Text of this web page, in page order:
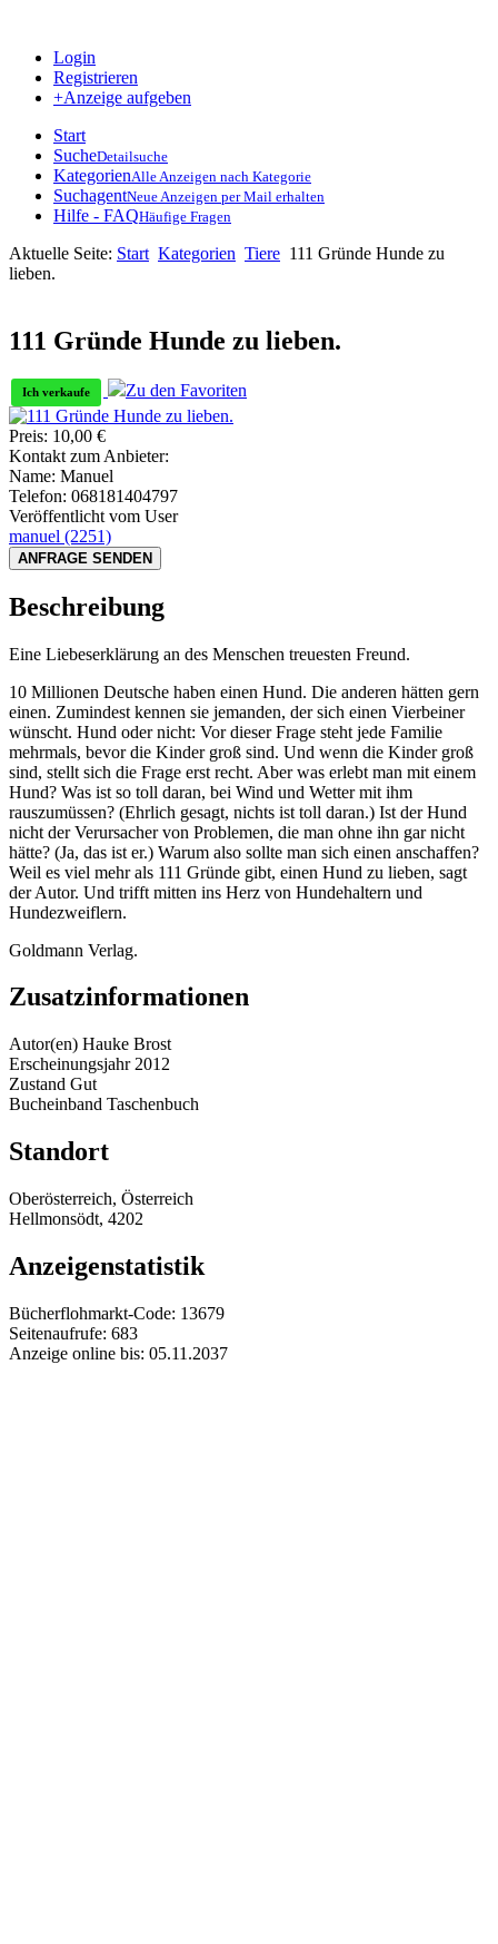
Login
Registrieren
+Anzeige aufgeben
Start
SucheDetailsuche
KategorienAlle Anzeigen nach Kategorie
SuchagentNeue Anzeigen per Mail erhalten
Hilfe - FAQHäufige Fragen
Aktuelle Seite: Start Kategorien Tiere 111 Gründe Hunde zu
lieben.
111 Gründe Hunde zu lieben.
Ich verkaufe Zu den Favoriten
Preis: 10,00 €
Kontakt zum Anbieter:
Name: Manuel
Telefon: 068181404797
Veröffentlicht vom User
manuel (2251)
ANFRAGE SENDEN
Beschreibung
Eine Liebeserklärung an des Menschen treuesten Freund.
10 Millionen Deutsche haben einen Hund. Die anderen hätten gern
einen. Zumindest kennen sie jemanden, der sich einen Vierbeiner
wünscht. Hund oder nicht: Vor dieser Frage steht jede Familie
mehrmals, bevor die Kinder groß sind. Und wenn die Kinder groß
sind, stellt sich die Frage erst recht. Aber was erlebt man mit einem
Hund? Was ist so toll daran, bei Wind und Wetter mit ihm
rauszumüssen? (Ehrlich gesagt, nichts ist toll daran.) Ist der Hund
nicht der Verursacher von Problemen, die man ohne ihn gar nicht
hätte? (Ja, das ist er.) Warum also sollte man sich einen anschaffen?
Weil es viel mehr als 111 Gründe gibt, einen Hund zu lieben, sagt
der Autor. Und trifft mitten ins Herz von Hundehaltern und
Hundezweiflern.
Goldmann Verlag.
Zusatzinformationen
Autor(en) Hauke Brost
Erscheinungsjahr 2012
Zustand Gut
Bucheinband Taschenbuch
Standort
Oberösterreich, Österreich
Hellmonsödt, 4202
Anzeigenstatistik
Bücherflohmarkt-Code: 13679
Seitenaufrufe: 683
Anzeige online bis: 05.11.2037